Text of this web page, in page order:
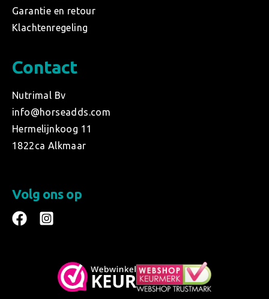
Garantie en retour
Klachtenregeling
Contact
Nutrimal Bv
info@horseadds.com
Hermelijnkoog 11
1822ca Alkmaar
Volg ons op